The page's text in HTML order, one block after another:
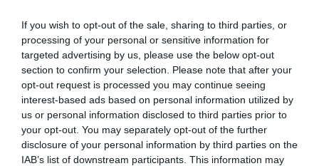
If you wish to opt-out of the sale, sharing to third parties, or
processing of your personal or sensitive information for
targeted advertising by us, please use the below opt-out
section to confirm your selection. Please note that after your
opt-out request is processed you may continue seeing
interest-based ads based on personal information utilized by
us or personal information disclosed to third parties prior to
your opt-out. You may separately opt-out of the further
disclosure of your personal information by third parties on the
IAB’s list of downstream participants. This information may
Και μαζί πρέπει να επιλυθούν και τα πραγματικά
προβλήματα, όπως η εξοστράκιση εκτός συναλλαγών
ακινήτων που κάποτε νόμιμα ανεγέρθηκαν και τώρα
ανήκουν στην κατηγορία 5 των αυθαιρέτων, για
παράδειγμα.
Είναι ντροπή για λίγες εκατοντάδες περιπτώσεις
άκυρων δηλώσεων, κάποιοι να προσπαθούν να